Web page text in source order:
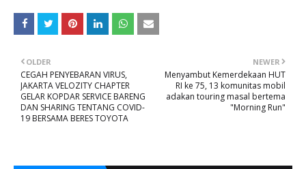
NEWER
Menyambut Kemerdekaan HUT
RI ke 75, 13 komunitas mobil
adakan touring masal bertema
"Morning Run"
OLDER
CEGAH PENYEBARAN VIRUS,
JAKARTA VELOZITY CHAPTER
GELAR KOPDAR SERVICE BARENG
DAN SHARING TENTANG COVID-
19 BERSAMA BERES TOYOTA